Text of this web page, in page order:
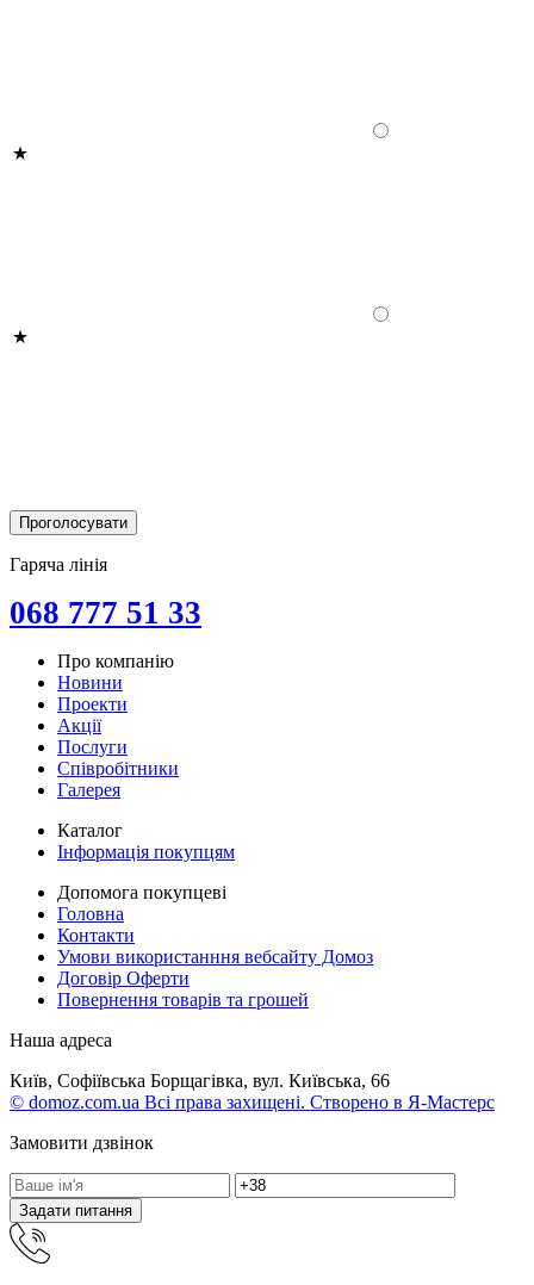
Гаряча лінія
068 777 51 33
Про компанію
Новини
Проекти
Акції
Послуги
Співробітники
Галерея
Каталог
Інформація покупцям
Допомога покупцеві
Головна
Контакти
Умови використанння вебсайту Домоз
Договір Оферти
Повернення товарів та грошей
Наша адреса
Київ, Софіївська Борщагівка, вул. Київська, 66
© domoz.com.ua Всі права захищені. Створено в Я-Мастерс
Замовити дзвінок
Задати питання